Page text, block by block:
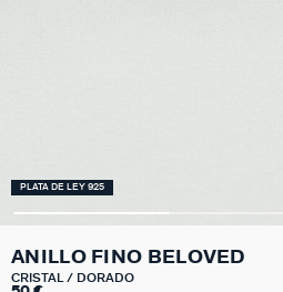
PLATA DE LEY 925
ANILLO FINO BELOVED
CRISTAL / DORADO